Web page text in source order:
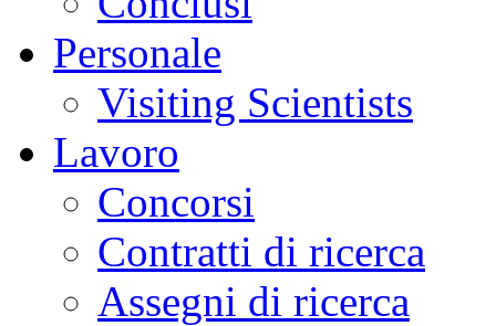
Personale
Visiting Scientists
Lavoro
Concorsi
Contratti di ricerca
Assegni di ricerca